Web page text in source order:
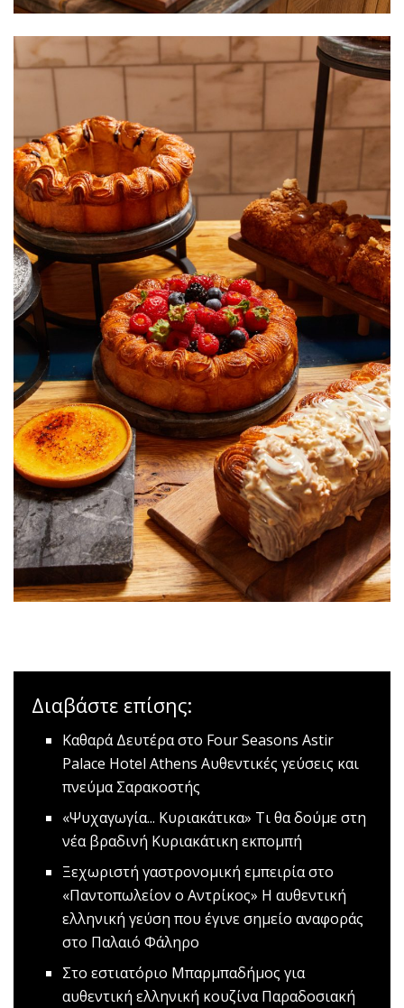
Διαβάστε επίσης:
Καθαρά Δευτέρα στο Four Seasons Astir
Palace Hotel Athens Αυθεντικές γεύσεις και
πνεύμα Σαρακοστής
«Ψυχαγωγία... Κυριακάτικα» Tι θα δούμε στη
νέα βραδινή Κυριακάτικη εκπομπή
Ξεχωριστή γαστρονομική εμπειρία στο
«Παντοπωλείον ο Αντρίκος» Η αυθεντική
ελληνική γεύση που έγινε σημείο αναφοράς
στο Παλαιό Φάληρο
Στο εστιατόριο Mπαρμπαδήμος για
αυθεντική ελληνική κουζίναΠαραδοσιακή